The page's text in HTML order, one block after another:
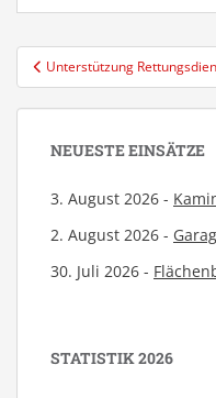
Unterstützung
NEUESTE EINSÄTZE
3. August 2026 -
2. August 2026 -
30. Juli 2026 -
STATISTIK 2026